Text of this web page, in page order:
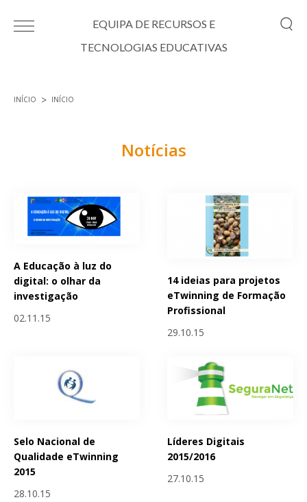
EQUIPA DE RECURSOS E
TECNOLOGIAS EDUCATIVAS
INÍCIO INÍCIO
Notícias
A Educação à luz do
digital: o olhar da
investigação
02.11.15
14 ideias para projetos
eTwinning de Formação
Profissional
29.10.15
Selo Nacional de
Qualidade eTwinning
2015
28.10.15
Líderes Digitais
2015/2016
27.10.15
Páginas